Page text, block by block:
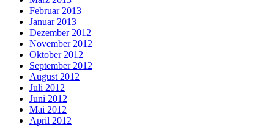
Februar 2013
Januar 2013
Dezember 2012
November 2012
Oktober 2012
September 2012
August 2012
Juli 2012
Juni 2012
Mai 2012
April 2012